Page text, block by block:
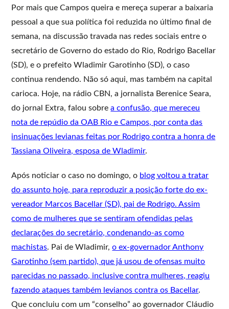
Por mais que Campos queira e mereça superar a baixaria
pessoal a que sua política foi reduzida no último final de
semana, na discussão travada nas redes sociais entre o
secretário de Governo do estado do Rio, Rodrigo Bacellar
(SD), e o prefeito Wladimir Garotinho (SD), o caso
continua rendendo. Não só aqui, mas também na capital
carioca. Hoje, na rádio CBN, a jornalista Berenice Seara,
do jornal Extra, falou sobrea confusão, que mereceu
nota de repúdio da OAB Rio e Campos, por conta das
insinuações levianas feitas por Rodrigo contra a honra de
Tassiana Oliveira, esposa de Wladimir.
Após noticiar o caso no domingo, o blog voltou a tratar
do assunto hoje, para reproduzir a posição forte do ex-
vereador Marcos Bacellar (SD), pai de Rodrigo. Assim
como de mulheres que se sentiram ofendidas pelas
declarações do secretário, condenando-as como
machistas. Pai de Wladimir,o ex-governador Anthony
Garotinho (sem partido), que já usou de ofensas muito
parecidas no passado, inclusive contra mulheres, reagiu
fazendo ataques também levianos contra os Bacellar.
Que concluiu com um “conselho” ao governador Cláudio